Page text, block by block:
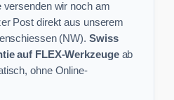
versenden wir noch am
Post direkt aus unserem
(NW). Swiss
auf FLEX-Werkzeugeab
ohne Online-